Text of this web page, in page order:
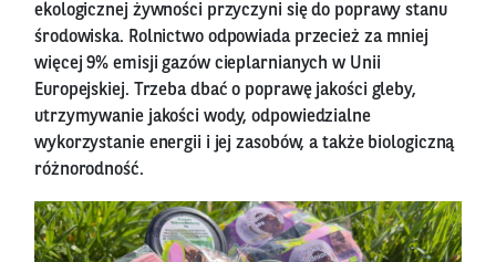
ekologicznej żywności przyczyni się do poprawy stanu
środowiska. Rolnictwo odpowiada przecież za mniej
więcej 9% emisji gazów cieplarnianych w Unii
Europejskiej. Trzeba dbać o poprawę jakości gleby,
utrzymywanie jakości wody, odpowiedzialne
wykorzystanie energii i jej zasobów, a także biologiczną
różnorodność.